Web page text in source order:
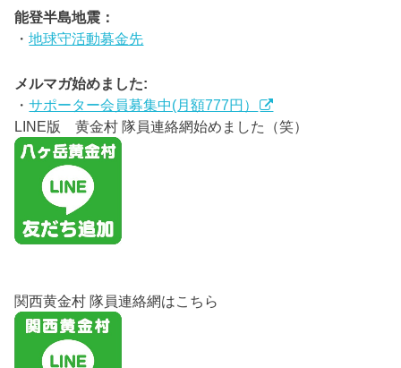
能登半島地震：
・地球守活動募金先
メルマガ始めました:
・サポーター会員募集中(月額777円）
LINE版 黄金村 隊員連絡網始めました（笑）
関西黄金村 隊員連絡網はこちら